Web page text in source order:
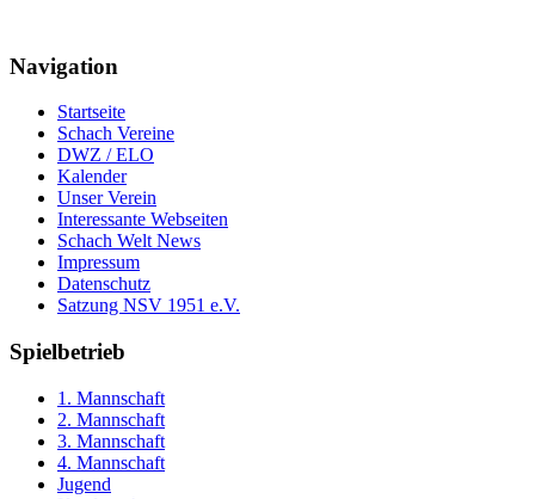
Navigation
Startseite
Schach Vereine
DWZ / ELO
Kalender
Unser Verein
Interessante Webseiten
Schach Welt News
Impressum
Datenschutz
Satzung NSV 1951 e.V.
Spielbetrieb
1. Mannschaft
2. Mannschaft
3. Mannschaft
4. Mannschaft
Jugend